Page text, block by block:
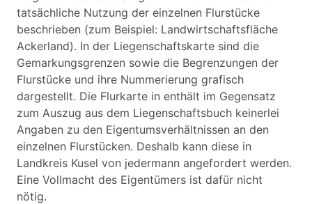
tatsächliche Nutzung der einzelnen Flurstücke
beschrieben (zum Beispiel: Landwirtschaftsfläche
Ackerland). In der Liegenschaftskarte sind die
Gemarkungsgrenzen sowie die Begrenzungen der
Flurstücke und ihre Nummerierung grafisch
dargestellt. Die Flurkarte in enthält im Gegensatz
zum Auszug aus dem Liegenschaftsbuch keinerlei
Angaben zu den Eigentumsverhältnissen an den
einzelnen Flurstücken. Deshalb kann diese in
Landkreis Kusel von jedermann angefordert werden.
Eine Vollmacht des Eigentümers ist dafür nicht
nötig.